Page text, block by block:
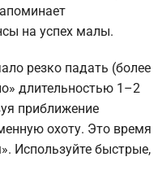
на успех малы.
резко падать (более
длительностью 1–2
приближение
охоту. Это время
Используйте быстрые,